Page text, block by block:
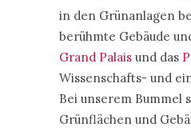
in den Grünanlagen
berühmte Gebäude
Grand Palais und das
Wissenschafts- und
Bei unserem Bummel
Grünflächen und